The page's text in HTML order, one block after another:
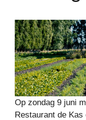
Op zondag 9 juni
Restaurant de Kas